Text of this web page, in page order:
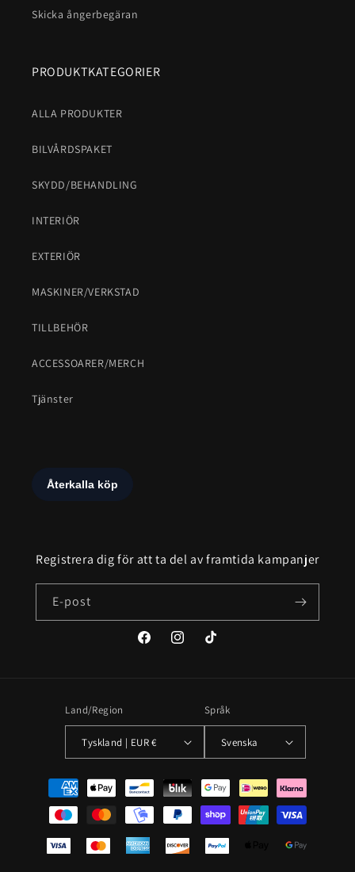
Skicka ångerbegäran
PRODUKTKATEGORIER
ALLA PRODUKTER
BILVÅRDSPAKET
SKYDD/BEHANDLING
INTERIÖR
EXTERIÖR
MASKINER/VERKSTAD
TILLBEHÖR
ACCESSOARER/MERCH
Tjänster
Registrera dig för att ta del av framtida kampanjer
E-post
FacebookInstagramTikTok
Land/Region
Tyskland | EUR €
Språk
Svenska
Betalningsmetoder